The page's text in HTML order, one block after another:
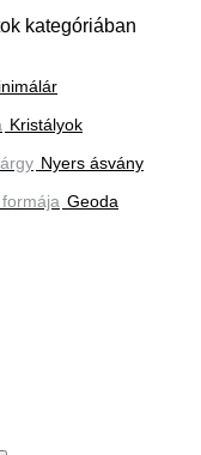
kategóriában
Kristályok
Nyers ásvány
Geoda